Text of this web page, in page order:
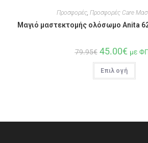
Προσφορές, Προσφορές Care
Μαγιό μαστεκτομής ολόσωμο Anita
79.95€ 45.00€ με
Επιλογή